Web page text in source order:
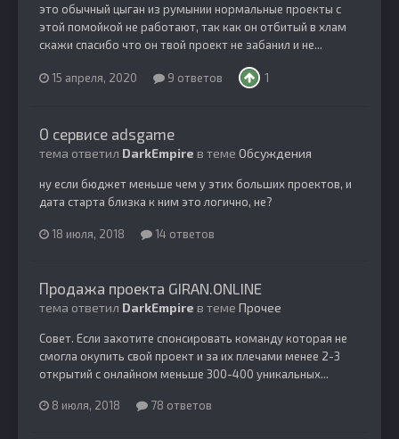
это обычный цыган из румынии нормальные проекты с
этой помойкой не работают, так как он отбитый в хлам
скажи спасибо что он твой проект не забанил и не...
15 апреля, 2020 9 ответов 1
О сервисе adsgame
тема ответил DarkEmpire в теме Обсуждения
ну если бюджет меньше чем у этих больших проектов, и
дата старта близка к ним это логично, не?
18 июля, 2018 14 ответов
Продажа проекта GIRAN.ONLINE
тема ответил DarkEmpire в теме Прочее
Совет. Если захотите спонсировать команду которая не
смогла окупить свой проект и за их плечами менее 2-3
открытий с онлайном меньше 300-400 уникальных...
8 июля, 2018 78 ответов